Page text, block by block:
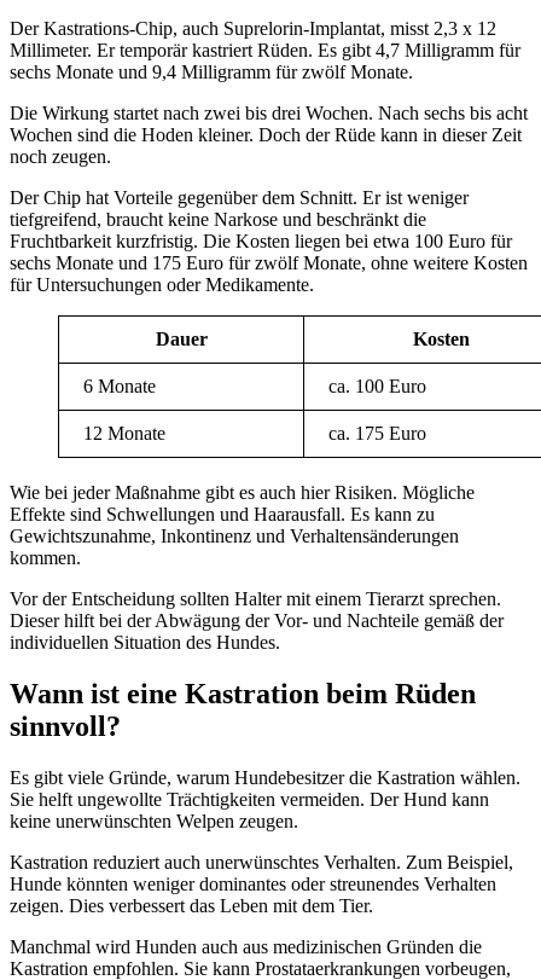
Der Kastrations-Chip, auch Suprelorin-Implantat, misst 2,3 x 12
Millimeter. Er temporär kastriert Rüden. Es gibt 4,7 Milligramm für
sechs Monate und 9,4 Milligramm für zwölf Monate.
Die Wirkung startet nach zwei bis drei Wochen. Nach sechs bis acht
Wochen sind die Hoden kleiner. Doch der Rüde kann in dieser Zeit
noch zeugen.
Der Chip hat Vorteile gegenüber dem Schnitt. Er ist weniger
tiefgreifend, braucht keine Narkose und beschränkt die
Fruchtbarkeit kurzfristig. Die Kosten liegen bei etwa 100 Euro für
sechs Monate und 175 Euro für zwölf Monate, ohne weitere Kosten
für Untersuchungen oder Medikamente.
Dauer Kosten
6 Monate ca. 100 Euro
12 Monate ca. 175 Euro
Wie bei jeder Maßnahme gibt es auch hier Risiken. Mögliche
Effekte sind Schwellungen und Haarausfall. Es kann zu
Gewichtszunahme, Inkontinenz und Verhaltensänderungen
kommen.
Vor der Entscheidung sollten Halter mit einem Tierarzt sprechen.
Dieser hilft bei der Abwägung der Vor- und Nachteile gemäß der
individuellen Situation des Hundes.
Wann ist eine Kastration beim Rüden
sinnvoll?
Es gibt viele Gründe, warum Hundebesitzer die Kastration wählen.
Sie helft ungewollte Trächtigkeiten vermeiden. Der Hund kann
keine unerwünschten Welpen zeugen.
Kastration reduziert auch unerwünschtes Verhalten. Zum Beispiel,
Hunde könnten weniger dominantes oder streunendes Verhalten
zeigen. Dies verbessert das Leben mit dem Tier.
Manchmal wird Hunden auch aus medizinischen Gründen die
Kastration empfohlen. Sie kann Prostataerkrankungen vorbeugen,